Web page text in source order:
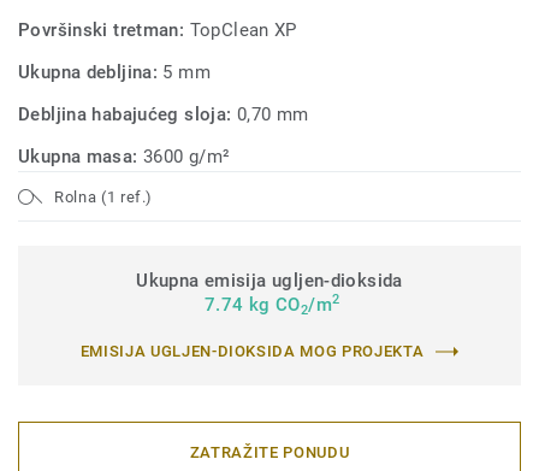
Površinski tretman: TopClean XP
Ukupna debljina: 5 mm
Debljina habajućeg sloja: 0,70 mm
Ukupna masa: 3600 g/m²
Rolna (1 ref.)
Ukupna emisija ugljen-dioksida
7.74 kg CO2/m2
EMISIJA UGLJEN-DIOKSIDA MOG PROJEKTA
ZATRAŽITE PONUDU